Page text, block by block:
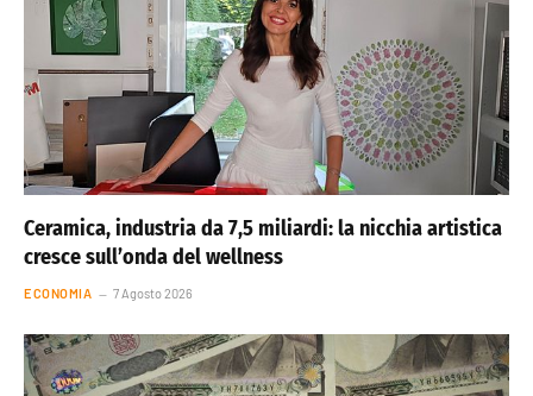
Ceramica, industria da 7,5 miliardi: la nicchia artistica
cresce sull’onda del wellness
ECONOMIA 7 Agosto 2026